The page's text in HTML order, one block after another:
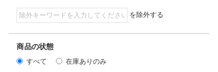
を除外する
商品の状態
すべて 在庫ありのみ